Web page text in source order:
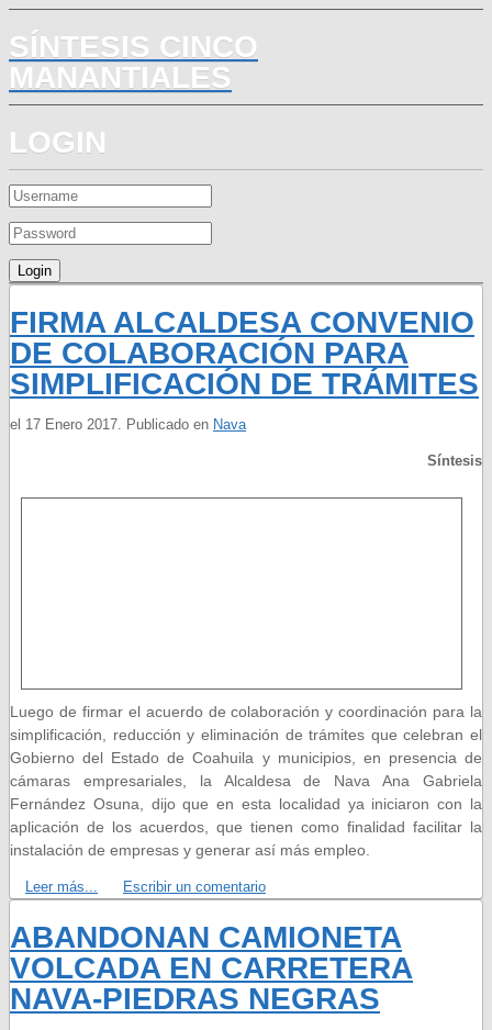
SÍNTESIS CINCO
MANANTIALES
LOGIN
FIRMA ALCALDESA CONVENIO
DE COLABORACIÓN PARA
SIMPLIFICACIÓN DE TRÁMITES
el 17 Enero 2017. Publicado en Nava
Síntesis
Luego de firmar el acuerdo de colaboración y coordinación para la
simplificación, reducción y eliminación de trámites que celebran el
Gobierno del Estado de Coahuila y municipios, en presencia de
cámaras empresariales, la Alcaldesa de Nava Ana Gabriela
Fernández Osuna, dijo que en esta localidad ya iniciaron con la
aplicación de los acuerdos, que tienen como finalidad facilitar la
instalación de empresas y generar así más empleo.
Leer más... Escribir un comentario
ABANDONAN CAMIONETA
VOLCADA EN CARRETERA
NAVA-PIEDRAS NEGRAS